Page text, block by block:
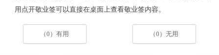
用点开敬业签可以直接在桌面上查看敬业签内容。
（0）有用 （0）无用